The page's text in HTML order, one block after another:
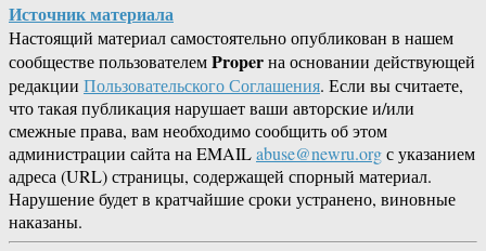
Источник материала
Настоящий материал самостоятельно опубликован в нашем
сообществе пользователемProperна основании действующей
редакции Пользовательского Соглашения. Если вы считаете,
что такая публикация нарушает ваши авторские и/или
смежные права, вам необходимо сообщить об этом
администрации сайта на EMAILabuse@newru.orgс указанием
адреса (URL) страницы, содержащей спорный материал.
Нарушение будет в кратчайшие сроки устранено, виновные
наказаны.